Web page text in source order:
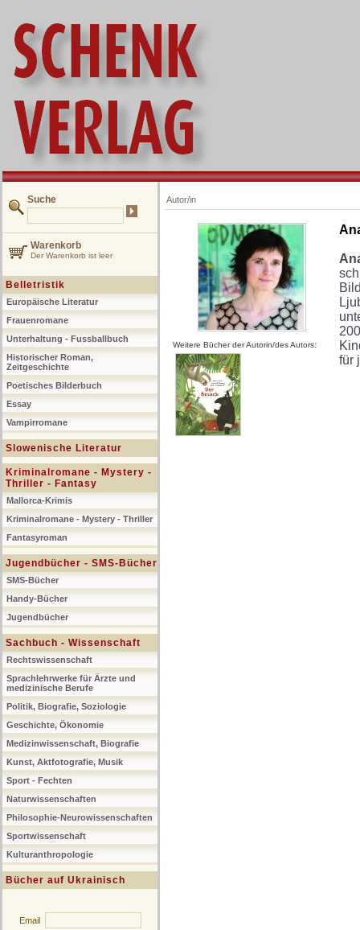
Suche
Warenkorb
Der Warenkorb ist leer
Belletristik
Europäische Literatur
Frauenromane
Unterhaltung - Fussballbuch
Historischer Roman,
Zeitgeschichte
Poetisches Bilderbuch
Essay
Vampirromane
Slowenische Literatur
Kriminalromane - Mystery -
Thriller - Fantasy
Mallorca-Krimis
Kriminalromane - Mystery - Thriller
Fantasyroman
Jugendbücher - SMS-Bücher
SMS-Bücher
Handy-Bücher
Jugendbücher
Sachbuch - Wissenschaft
Rechtswissenschaft
Sprachlehrwerke für Ärzte und
medizinische Berufe
Politik, Biografie, Soziologie
Geschichte, Ökonomie
Medizinwissenschaft, Biografie
Kunst, Aktfotografie, Musik
Sport - Fechten
Naturwissenschaften
Philosophie-Neurowissenschaften
Sportwissenschaft
Kulturanthropologie
Bücher auf Ukrainisch
Email
Autor/in
Weitere Bücher der Autorin/des Autors:
für